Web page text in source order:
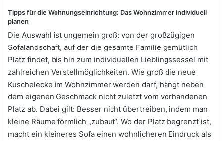
Tipps für die Wohnungseinrichtung: Das Wohnzimmer individuell
planen
Die Auswahl ist ungemein groß: von der großzügigen
Sofalandschaft, auf der die gesamte Familie gemütlich
Platz findet, bis hin zum individuellen Lieblingssessel mit
zahlreichen Verstellmöglichkeiten. Wie groß die neue
Kuschelecke im Wohnzimmer werden darf, hängt neben
dem eigenen Geschmack nicht zuletzt vom vorhandenen
Platz ab. Dabei gilt: Besser nicht übertreiben, indem man
kleine Räume förmlich „zubaut“. Wo der Platz begrenzt ist,
macht ein kleineres Sofa einen wohnlicheren Eindruck als